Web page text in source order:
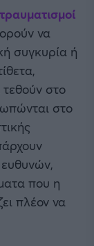
τραυματισμοί
να
συγκυρία ή
στο
στο
που η
πλέον να